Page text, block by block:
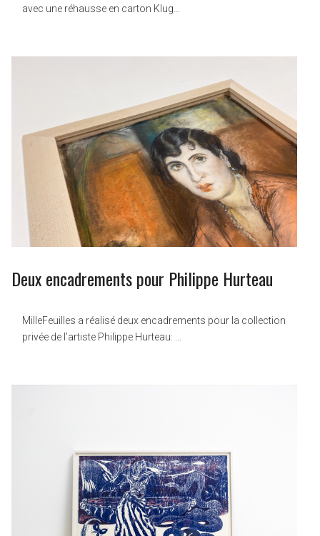
avec une réhausse en carton Klug…
Deux encadrements pour Philippe Hurteau
MilleFeuilles a réalisé deux encadrements pour la collection
privée de l’artiste Philippe Hurteau: …